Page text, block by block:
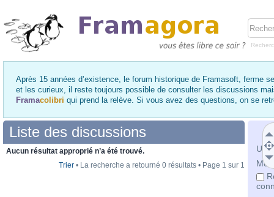
Après 15 années d’existence, le forum historique de Framasoft, ferme
et les curieux, il reste toujours possible de consulter les discussions
Framacolibri qui prend la relève. Si vous avez des questions, on se
Mot
Liste des discussions
Aucun résultat approprié n’a été trouvé.
Trier • La recherche a retourné 0 résultats • Page 1 sur 1